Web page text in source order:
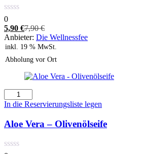
0
5,90 €Aktueller
Preis
ist:
7,90€Ursprünglicher
Preis
war:
7,90 €
Anbieter: Die Wellnessfee
inkl. 19 % MwSt.
Abholung vor Ort
Aloe
Vera
Olivenölseife
Menge
In die Reservierungsliste legen
Aloe Vera – Olivenölseife